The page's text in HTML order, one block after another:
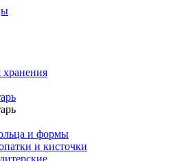
и формы
и кисточки